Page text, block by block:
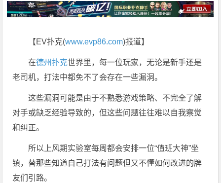
【EV扑克(www.evp86.com)报道】
在德州扑克世界里，每一位玩家，无论是新手还是
老司机，打法中都免不了会存在一些漏洞。
这些漏洞可能是由于不熟悉游戏策略、不完全了解
对手或缺乏经验导致的，但这些问题往往难以自我察觉
和纠正。
所以上风期实验室每周都会安排一位“值班大神”坐
镇，替那些知道自己打法有问题但又不懂如何改进的牌
友们引路。